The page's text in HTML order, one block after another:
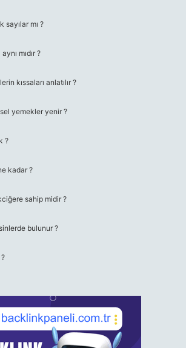
sayılar mı ?
mıdır ?
kıssaları anlatılır ?
yemekler yenir ?
?
kadar ?
sahip midir ?
bulunur ?